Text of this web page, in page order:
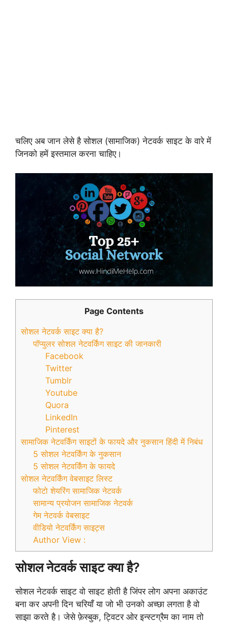
चलिए अब जान लेसे है सोशल (सामाजिक) नेटवर्क साइट के वारे में
जिनको हमें इस्तमाल करना चाहिए।
Page Contents
सोशल नेटवर्क साइट क्या है?
पॉप्युलर सोशल नेटवर्किंग साइट की जानकारी
Facebook
Twitter
Tumblr
Youtube
Quora
LinkedIn
Pinterest
सामाजिक नेटवर्किंग साइटों के फायदे और नुकसान हिंदी में निबंध
5 सोशल नेटवर्किंग के नुकसान
5 सोशल नेटवर्किंग के फायदे
सोशल नेटवर्किंग वेबसाइट लिस्ट
फोटो शेयरिंग सामाजिक नेटवर्क
सामान्य प्रयोजन सामाजिक नेटवर्क
गेम नेटवर्क वेबसाइट
वीडियो नेटवर्किंग साइट्स
Author View :
सोशल नेटवर्क साइट क्या है?
सोशल नेटवर्क साइट वो साइट होती है जिंपर लोग अपना अकाउंट
बना कर अपनी दिन चरियाँ या जो भी उनको अच्छा लगता है वो
साझा करते है। जेसे फ़ेस्बुक, ट्विटर ओर इन्स्टग्रैम का नाम तो